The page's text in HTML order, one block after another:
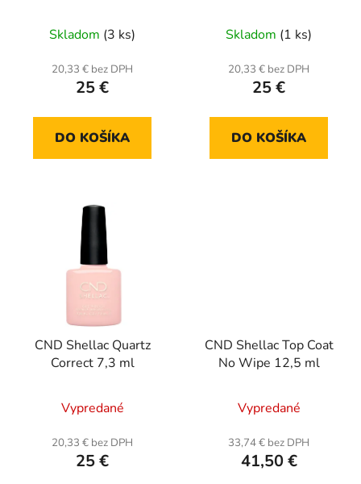
Skladom (3 ks)
20,33 € bez DPH
25 €
DO KOŠÍKA
Skladom (1 ks)
20,33 € bez DPH
25 €
DO KOŠÍKA
CND Shellac Quartz
Correct 7,3 ml
Vypredané
20,33 € bez DPH
25 €
CND Shellac Top Coat
No Wipe 12,5 ml
Vypredané
33,74 € bez DPH
41,50 €